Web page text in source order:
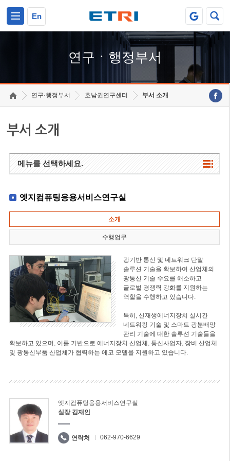
En
연구ㆍ행정부서
연구·행정부서 호남권연구센터 부서 소개
부서 소개
메뉴를 선택하세요.
엣지컴퓨팅응용서비스연구실
소개
수행업무
광기반 통신 및 네트워크 단말
솔루션 기술을 확보하여 산업체의
광통신 기술 수요를 해소하고
글로벌 경쟁력 강화를 지원하는
역할을 수행하고 있습니다.
특히, 신재생에너지장치 실시간
네트워킹 기술 및 스마트 광분배망
관리 기술에 대한 솔루션 기술들을
확보하고 있으며, 이를 기반으로 에너지장치 산업체, 통신사업자, 장비 산업체
및 광통신부품 산업체가 협력하는 에코 모델을 지원하고 있습니다.
엣지컴퓨팅응용서비스연구실
실장 김재인
연락처 062-970-6629